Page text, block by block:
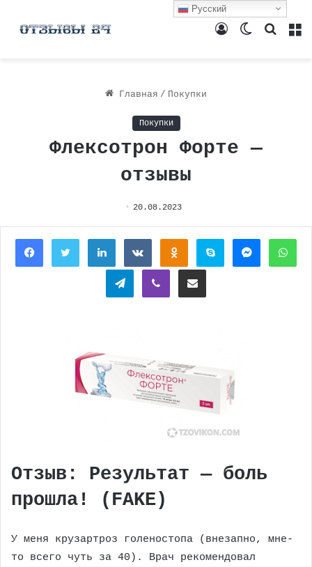
Поиск
Switch
Войти
Главная / Покупки
Покупки
Флексотрон Форте —
отзывы
20.08.2023
FacebookTwitterLinkedInВконтактеОдноклассники
Skype Messenger
TelegramViber Поделиться через электронную почту
Отзыв: Результат — боль
прошла! (FAKE)
У меня крузартроз голеностопа (внезапно, мне-
то всего чуть за 40). Врач рекомендовал
Русский